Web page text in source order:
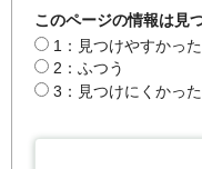
このページの情報は見
1：見つけやすかった
2：ふつう
3：見つけにくかった